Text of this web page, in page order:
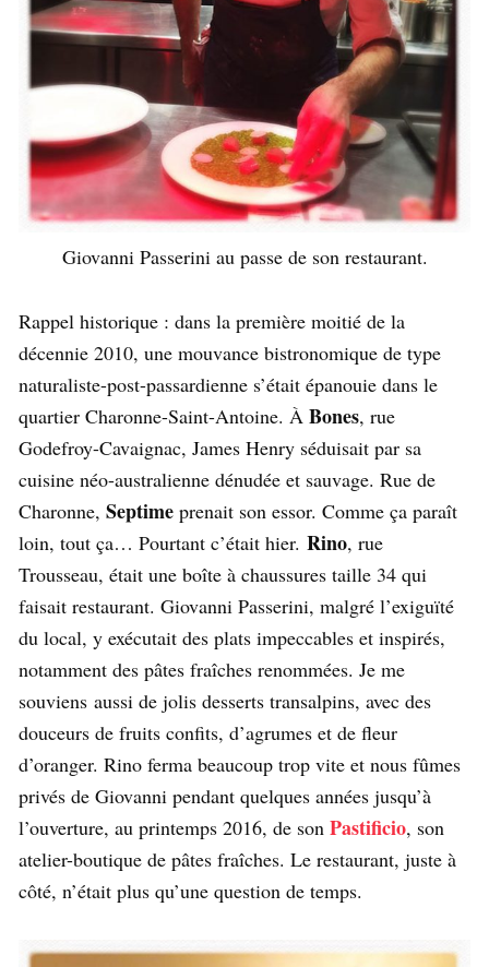
Giovanni Passerini au passe de son restaurant.
Rappel historique : dans la première moitié de la
décennie 2010, une mouvance bistronomique de type
naturaliste-post-passardienne s’était épanouie dans le
quartier Charonne-Saint-Antoine. À Bones, rue
Godefroy-Cavaignac, James Henry séduisait par sa
cuisine néo-australienne dénudée et sauvage. Rue de
Charonne, Septime prenait son essor. Comme ça paraît
loin, tout ça… Pourtant c’était hier. Rino, rue
Trousseau, était une boîte à chaussures taille 34 qui
faisait restaurant. Giovanni Passerini, malgré l’exiguïté
du local, y exécutait des plats impeccables et inspirés,
notamment des pâtes fraîches renommées. Je me
souviens aussi de jolis desserts transalpins, avec des
douceurs de fruits confits, d’agrumes et de fleur
d’oranger. Rino ferma beaucoup trop vite et nous fûmes
privés de Giovanni pendant quelques années jusqu’à
l’ouverture, au printemps 2016, de son Pastificio, son
atelier-boutique de pâtes fraîches. Le restaurant, juste à
côté, n’était plus qu’une question de temps.